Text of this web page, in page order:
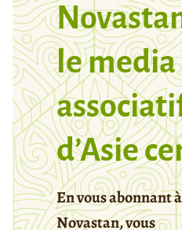
le media
d’Asie
En vous abonnant à
Novastan, vous